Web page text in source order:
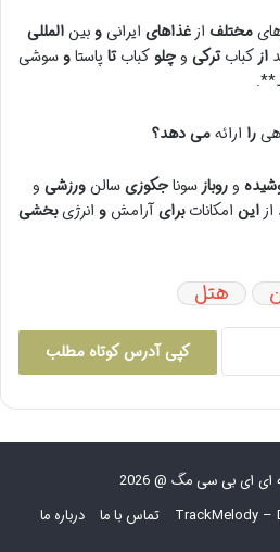
مختلف ازغذاهای ایرانیوبینالمللی
ازکبابترکی وچلوکبابتاپاستاوسوشی
را ارائهمی دهد؟
وروبازسوناجکوزیسالنورزشی و
ازاین امکاناتبرایآرامشو انرژیبخشی
هتل
کپی آدرس کوتاه مطلب
ای بی سی مگ @ 2026
TrackMelody –
تماس با ما درباره ما